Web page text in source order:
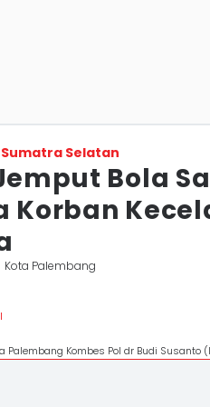
Sumatra Selatan
Bola
Korban
Kota Palembang
Palembang Kombes Pol dr Budi Susanto